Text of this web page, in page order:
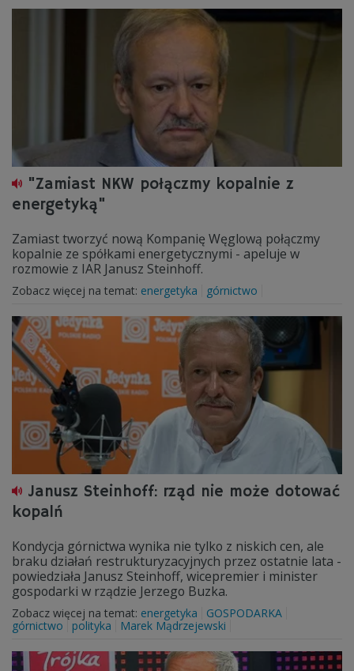
"Zamiast NKW połączmy kopalnie z
energetyką"
Zamiast tworzyć nową Kompanię Węglową połączmy
kopalnie ze spółkami energetycznymi - apeluje w
rozmowie z IAR Janusz Steinhoff.
Zobacz więcej na temat: energetyka górnictwo
Janusz Steinhoff: rząd nie może dotować
kopalń
Kondycja górnictwa wynika nie tylko z niskich cen, ale
braku działań restrukturyzacyjnych przez ostatnie lata -
powiedziała Janusz Steinhoff, wicepremier i minister
gospodarki w rządzie Jerzego Buzka.
Zobacz więcej na temat: energetyka
GOSPODARKA
górnictwo
polityka Marek Mądrzejewski